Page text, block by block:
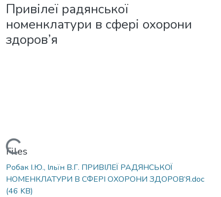
Привілеї радянської
номенклатури в сфері охорони
здоров’я
Loading...
Files
Робак І.Ю., Ільїн В.Г. ПРИВІЛЕЇ РАДЯНСЬКОЇ
НОМЕНКЛАТУРИ В СФЕРІ ОХОРОНИ ЗДОРОВ’Я.doc
(46 KB)